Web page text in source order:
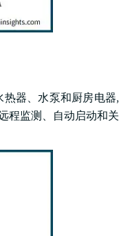
器、水泵和厨房电器,
程监测、自动启动和关